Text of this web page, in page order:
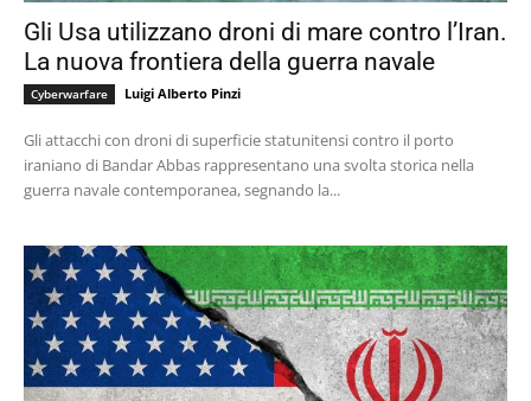
Gli Usa utilizzano droni di mare contro l’Iran.
La nuova frontiera della guerra navale
Cyberwarfare Luigi Alberto Pinzi
Gli attacchi con droni di superficie statunitensi contro il porto
iraniano di Bandar Abbas rappresentano una svolta storica nella
guerra navale contemporanea, segnando la...